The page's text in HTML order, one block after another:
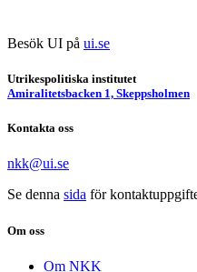
Besök UI på ui.se
Utrikespolitiska institutet
Amiralitetsbacken 1, Skeppsholmen
Kontakta oss
nkk@ui.se
Se denna sida för
Om oss
Om NKK